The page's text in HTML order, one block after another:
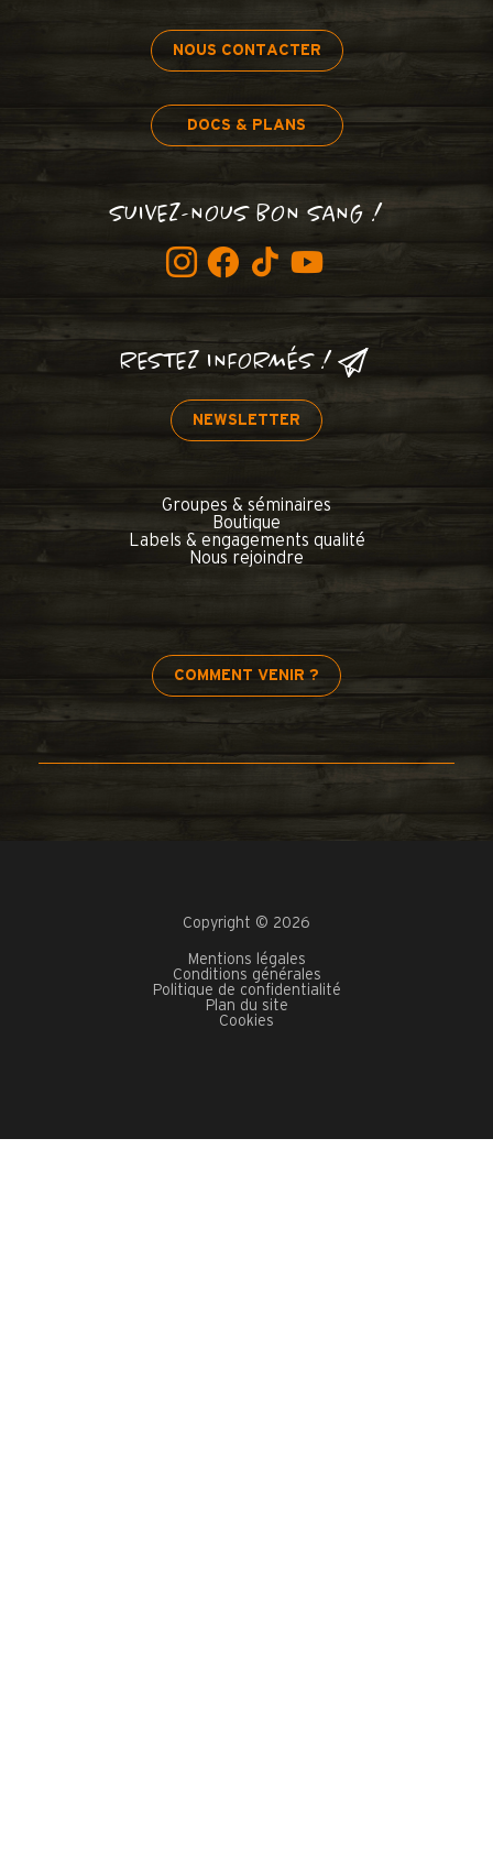
NOUS CONTACTER
DOCS & PLANS
SUIVEZ-NOUS BON SANG !
RESTEZ INFORMÉS !
NEWSLETTER
Groupes & séminaires
Boutique
Labels & engagements qualité
Nous rejoindre
COMMENT VENIR ?
Copyright © 2026
Mentions légales
Conditions générales
Politique de confidentialité
Plan du site
Cookies